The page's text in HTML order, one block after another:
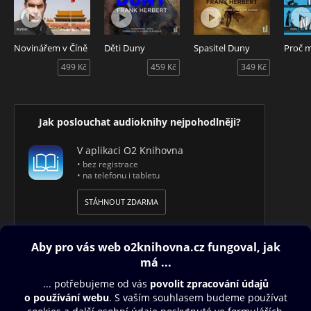
Novinářem v Číně
499 Kč
Děti Duny
459 Kč
Spasitel Duny
349 Kč
Jak poslouchat audioknihy nejpohodlněji?
V aplikaci O2 Knihovna
• bez registrace
• na telefonu i tabletu
STÁHNOUT ZDARMA
Obsah ke stažení